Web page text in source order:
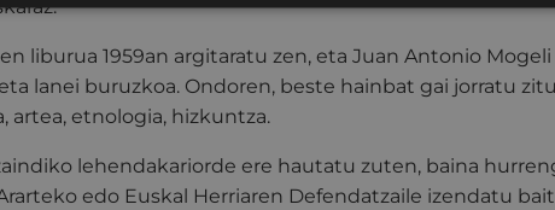
liburua 1959an argitaratu zen, eta Juan Antonio
lanei buruzkoa. Ondoren, beste hainbat gai jorratu
artea, etnologia, hizkuntza.
lehendakariorde ere hautatu zuten, baina
edo Euskal Herriaren Defendatzaile izendatu